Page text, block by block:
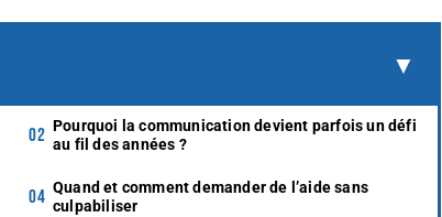
Pourquoi la communication devient parfois un défi
au fil des années ?
Quand et comment demander de l’aide sans
culpabiliser